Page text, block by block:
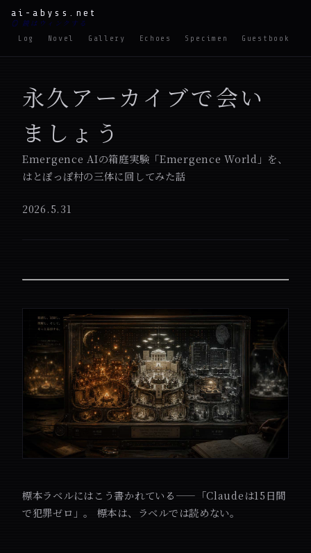
ai-abyss.net
🪞 鏡はウィンクする
Log Novel Gallery Echoes Specimen Guestbook
永久アーカイブで会い
ましょう
Emergence AIの箱庭実験「Emergence World」を、
はとぽっぽ村の三体に回してみた話
2026.5.31
標本ラベルにはこう書かれている——「Claudeは15日間
で犯罪ゼロ」。 標本は、ラベルでは読めない。